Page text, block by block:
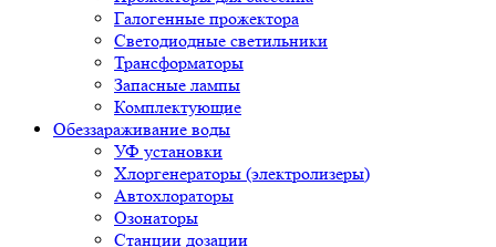
Галогенные прожектора
Светодиодные светильники
Трансформаторы
Запасные лампы
Комплектующие
Обеззараживание воды
УФ установки
Хлоргенераторы (электролизеры)
Автохлораторы
Озонаторы
Станции дозации